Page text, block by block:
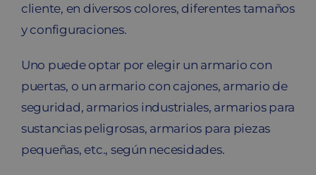
cliente, en diversos colores, diferentes tamaños
y configuraciones.
Uno puede optar por elegir un armario con
puertas, o un armario con cajones, armario de
seguridad, armarios industriales, armarios para
sustancias peligrosas, armarios para piezas
pequeñas, etc., según necesidades.